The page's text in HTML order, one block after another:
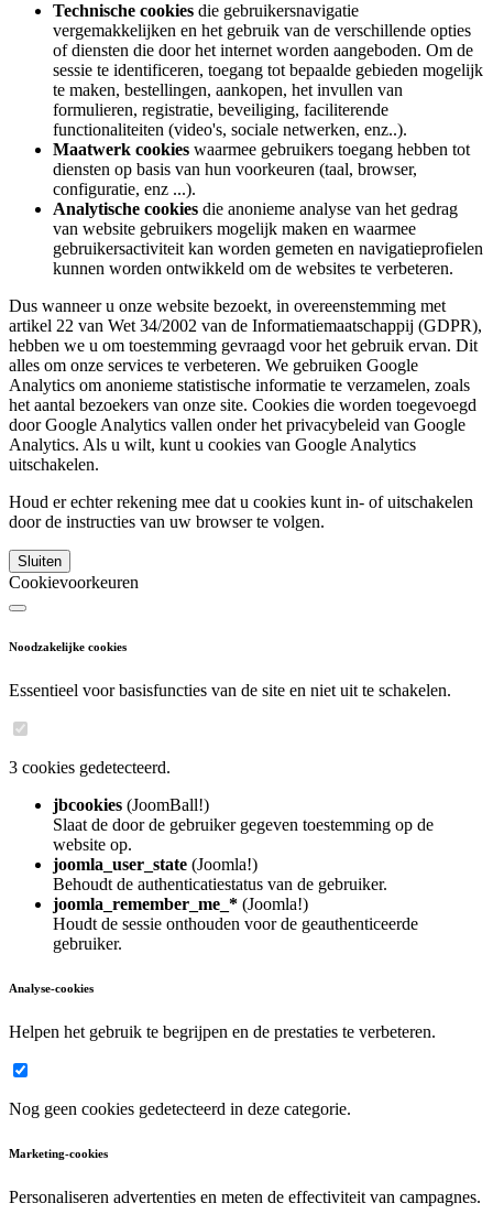
Technische cookies die gebruikersnavigatie
vergemakkelijken en het gebruik van de verschillende opties
of diensten die door het internet worden aangeboden. Om de
sessie te identificeren, toegang tot bepaalde gebieden mogelijk
te maken, bestellingen, aankopen, het invullen van
formulieren, registratie, beveiliging, faciliterende
functionaliteiten (video's, sociale netwerken, enz..).
Maatwerk cookies waarmee gebruikers toegang hebben tot
diensten op basis van hun voorkeuren (taal, browser,
configuratie, enz ...).
Analytische cookies die anonieme analyse van het gedrag
van website gebruikers mogelijk maken en waarmee
gebruikersactiviteit kan worden gemeten en navigatieprofielen
kunnen worden ontwikkeld om de websites te verbeteren.
Dus wanneer u onze website bezoekt, in overeenstemming met
artikel 22 van Wet 34/2002 van de Informatiemaatschappij (GDPR),
hebben we u om toestemming gevraagd voor het gebruik ervan. Dit
alles om onze services te verbeteren. We gebruiken Google
Analytics om anonieme statistische informatie te verzamelen, zoals
het aantal bezoekers van onze site. Cookies die worden toegevoegd
door Google Analytics vallen onder het privacybeleid van Google
Analytics. Als u wilt, kunt u cookies van Google Analytics
uitschakelen.
Houd er echter rekening mee dat u cookies kunt in- of uitschakelen
door de instructies van uw browser te volgen.
Sluiten
Cookievoorkeuren
Noodzakelijke cookies
Essentieel voor basisfuncties van de site en niet uit te schakelen.
3 cookies gedetecteerd.
jbcookies (JoomBall!)
Slaat de door de gebruiker gegeven toestemming op de
website op.
joomla_user_state (Joomla!)
Behoudt de authenticatiestatus van de gebruiker.
joomla_remember_me_* (Joomla!)
Houdt de sessie onthouden voor de geauthenticeerde
gebruiker.
Analyse-cookies
Helpen het gebruik te begrijpen en de prestaties te verbeteren.
Nog geen cookies gedetecteerd in deze categorie.
Marketing-cookies
Personaliseren advertenties en meten de effectiviteit van campagnes.